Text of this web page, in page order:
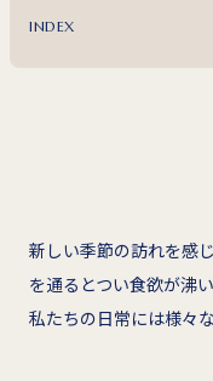
INDEX
新しい季節の訪れを感
を通るとつい食欲が沸
私たちの日常には様々